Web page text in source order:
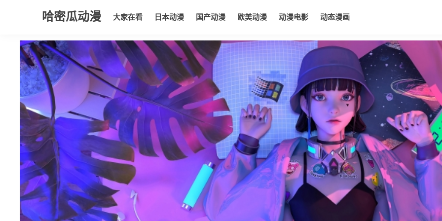
哈密瓜动漫 大家在看 日本动漫 国产动漫 欧美动漫 动漫电影 动态漫画
大家在看 日本动漫 国产动漫 欧美动漫 动漫电影 动态漫画